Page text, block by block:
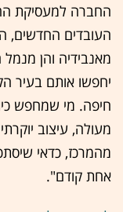
החברה למעסיקת
העובדים החדשים,
מאנבידיה והן
יחפשו אותם בעיר
חיפה. מי שמחפש
מעולה, עיצוב
מהמרכז, כדאי
אחת קודם".